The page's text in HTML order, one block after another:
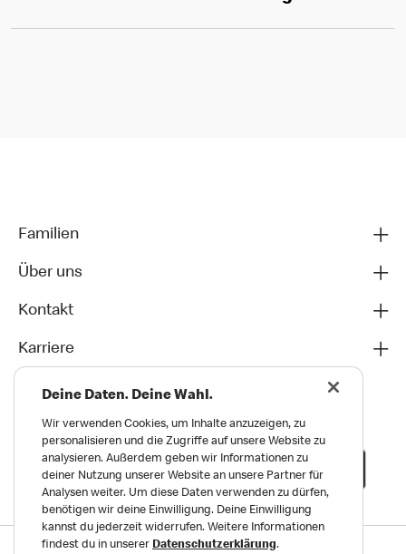
Familien
Über uns
Kontakt
Karriere
Datenschutz
Deine Daten. Deine Wahl.
Wir verwenden Cookies, um Inhalte anzuzeigen, zu
personalisieren und die Zugriffe auf unsere Website zu
analysieren. Außerdem geben wir Informationen zu
deiner Nutzung unserer Website an unsere Partner für
Analysen weiter. Um diese Daten verwenden zu dürfen,
benötigen wir deine Einwilligung. Deine Einwilligung
kannst du jederzeit widerrufen. Weitere Informationen
findest du in unserer Datenschutzerklärung.